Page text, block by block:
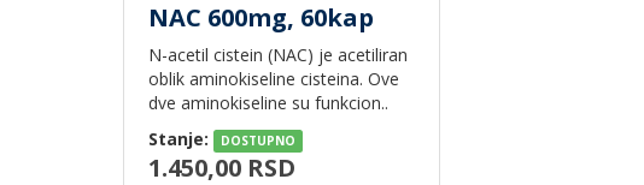
NAC 600mg, 60kap
N-acetil cistein (NAC) je acetiliran
oblik aminokiseline cisteina. Ove
dve aminokiseline su funkcion..
Stanje:
DOSTUPNO
1.450,00 RSD